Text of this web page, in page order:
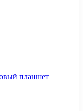
планшет